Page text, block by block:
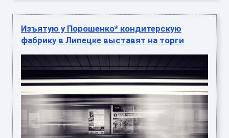
Изъятую у Порошенко* кондитерскую
фабрику в Липецке выставят на торги